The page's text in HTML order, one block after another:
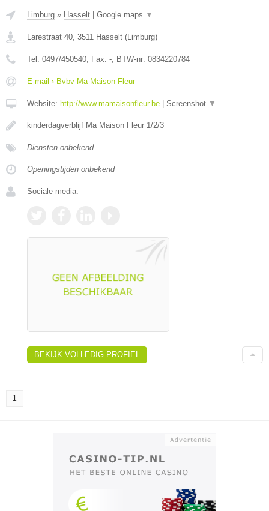
Limburg » Hasselt | Google maps ▼
Larestraat 40 3511 Hasselt (Limburg)
Tel: 0497/450540 , Fax: - , BTW-nr: 0834220784
E-mail › Bvbv Ma Maison Fleur
Website: http://www.mamaisonfleur.be | Screenshot ▼
kinderdagverblijf Ma Maison Fleur 1/2/3
Diensten onbekend
Openingstijden onbekend
Sociale media:
BEKIJK VOLLEDIG PROFIEL
1